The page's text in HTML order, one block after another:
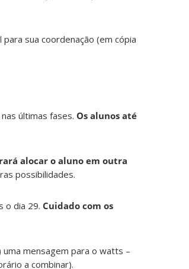
sua coordenação (em cópia
últimas fases. Os alunos até
alocar o aluno em outra
possibilidades.
o dia 29. Cuidado com os
uma mensagem para o watts –
a combinar).